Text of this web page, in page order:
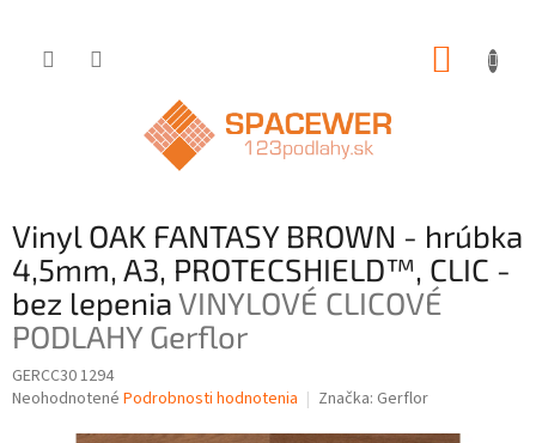
Vinyl OAK FANTASY BROWN - hrúbka
4,5mm, A3, PROTECSHIELD™, CLIC -
bez lepeniaVINYLOVÉ CLICOVÉ
PODLAHY Gerflor
GERCC30 1294
Priemerné
Neohodnotené Podrobnosti hodnotenia Značka: Gerflor